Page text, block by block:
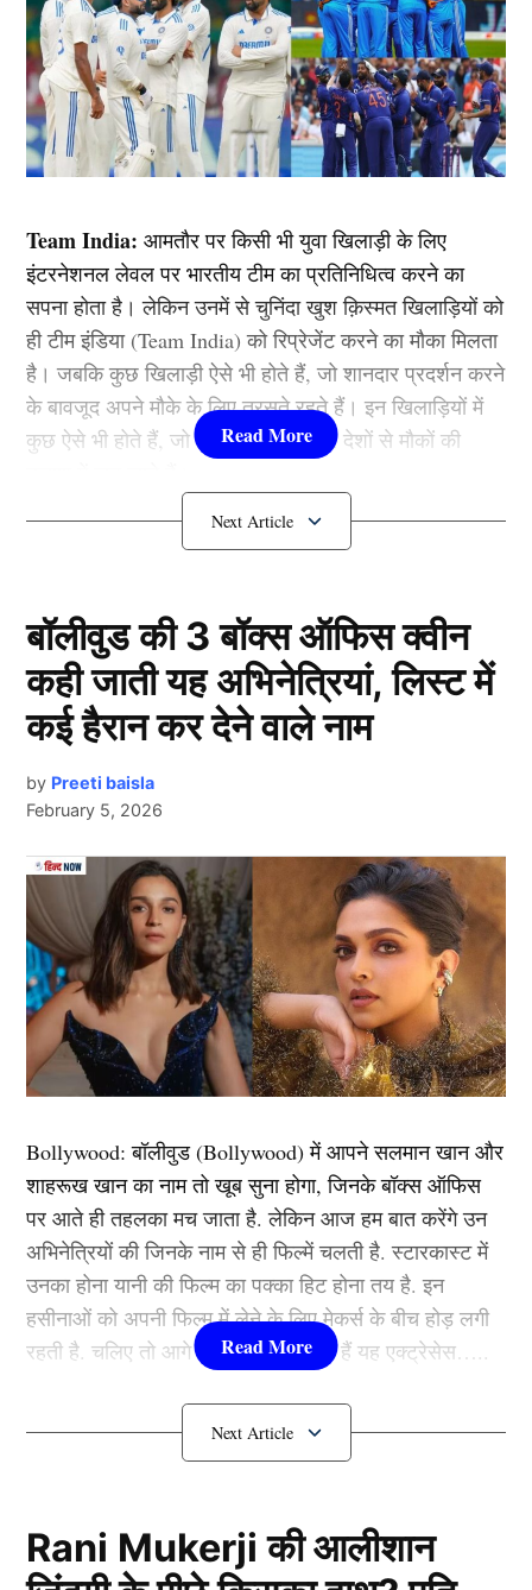
Team India: आमतौर पर किसी भी युवा खिलाड़ी के लिए
इंटरनेशनल लेवल पर भारतीय टीम का प्रतिनिधित्व करने का
सपना होता है। लेकिन उनमें से चुनिंदा खुश क़िस्मत खिलाड़ियों को
ही टीम इंडिया (Team India) को रिप्रेजेंट करने का मौका मिलता
है। जबकि कुछ खिलाड़ी ऐसे भी होते हैं, जो शानदार प्रदर्शन करने
के बावजूद अपने मौके के लिए तरसते रहते हैं। इन खिलाड़ियों में
कुछ ऐसे भी होते हैं, जो भारत छोड़कर दूसरे देशों से मौकों की
इस भारतीय खिलाड़ी ने छोड़ा देश
Ishan Kishan
टीम इंडिया (Team India) के विकेटकीपर बल्लेबाज ईशान किशन
को लंबे समय से भारतीय टीम में मौका नहीं मिला है। उन्हें आखिरी
बार नवंबर 2023 में भारत के लिए खेलते हुए देखा गया था, तब से
उन्हें भारतीय टीम में एक भी मौका नहीं मिला है। आपको बता दें,
किशन फिलहाल घरेलू क्रिकेट खेल रहे हैं। और उसमें शानदार
प्रदर्शन कर रहे है। लेकिन उसके बावजूद उन्हें मौका नहीं मिल
लेकर बहुत जल्द कोई बड़ा फैसला लेकर देश छोड़ सकते हैं।
यह भी पढ़ें:6,6,4,4,4,4…, रणजी ट्रॉफी में गरजा कोहली का
बल्ला, 823 मिनट तक धुंआधार शॉट्स खेल जड़ा डाला तिहरा
शतक
इस विदेशी टीम से खेलेंगे क्रिकेट
Next Article
बॉलीवुड की 3 बॉक्स ऑफिस क्वीन
कही जाती यह अभिनेत्रियां, लिस्ट में
कई हैरान कर देने वाले नाम
by Preeti baisla
February 5, 2026
Bollywood:बॉलीवुड (Bollywood)में आपने सलमान खान और
शाहरूख खान का नाम तो खूब सुना होगा, जिनके बॉक्स ऑफिस
पर आते ही तहलका मच जाता है. लेकिन आज हम बात करेंगे उन
अभिनेत्रियों की जिनके नाम से ही फिल्में चलती है. स्टारकास्ट में
उनका होना यानी की फिल्म का पक्का हिट होना तय है. इन
हसीनाओं को अपनी फिल्म में लेने के लिए मेकर्स के बीच होड़ लगी
रहती है. चलिए तो आगे जानते हैं कौन-कौन हैं यह एक्ट्रेसेस…..
कौन हैंBollywood की यह हसीनाएं?
Padukone)
Rani Mukerji की आलीशान